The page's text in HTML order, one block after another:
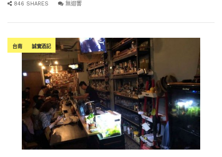
846 SHARES 無迴響
台南 誠實酒記